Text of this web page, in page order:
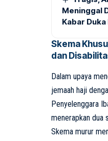
Meninggal
Kabar
Skema
dan
Dalam upaya
jemaah haji
Penyelenggara
menerapkan dua
Skema murur